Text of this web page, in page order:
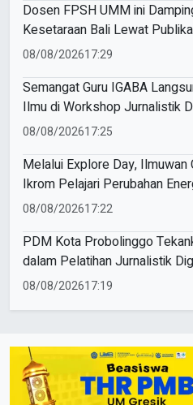
Dosen FPSH UMM ini
Kesetaraan Bali Lewat
08/08/202617:29
Semangat Guru IGABA
Ilmu di Workshop Jurnalistik
08/08/202617:25
Melalui Explore Day, Ilmuwan
Ikrom Pelajari Perubahan
Sampah demi Bumi
08/08/202617:22
PDM Kota Probolinggo
dalam Pelatihan Jurnalistik
08/08/202617:19